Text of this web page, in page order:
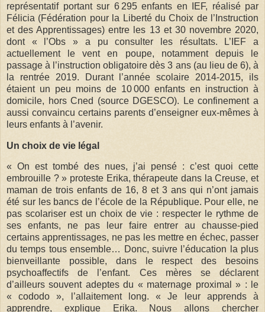
représentatif portant sur 6 295 enfants en IEF, réalisé par
Félicia (Fédération pour la Liberté du Choix de l’Instruction
et des Apprentissages) entre les 13 et 30 novembre 2020,
dont « l’Obs » a pu consulter les résultats. L’IEF a
actuellement le vent en poupe, notamment depuis le
passage à l’instruction obligatoire dès 3 ans (au lieu de 6), à
la rentrée 2019. Durant l’année scolaire 2014-2015, ils
étaient un peu moins de 10 000 enfants en instruction à
domicile, hors Cned (source DGESCO). Le confinement a
aussi convaincu certains parents d’enseigner eux-mêmes à
leurs enfants à l’avenir.
Un choix de vie légal
« On est tombé des nues, j’ai pensé : c’est quoi cette
embrouille ? » proteste Erika, thérapeute dans la Creuse, et
maman de trois enfants de 16, 8 et 3 ans qui n’ont jamais
été sur les bancs de l’école de la République. Pour elle, ne
pas scolariser est un choix de vie : respecter le rythme de
ses enfants, ne pas leur faire entrer au chausse-pied
certains apprentissages, ne pas les mettre en échec, passer
du temps tous ensemble… Donc, suivre l’éducation la plus
bienveillante possible, dans le respect des besoins
psychoaffectifs de l’enfant. Ces mères se déclarent
d’ailleurs souvent adeptes du « maternage proximal » : le
« cododo », l’allaitement long. « Je leur apprends à
apprendre, explique Erika. Nous allons chercher